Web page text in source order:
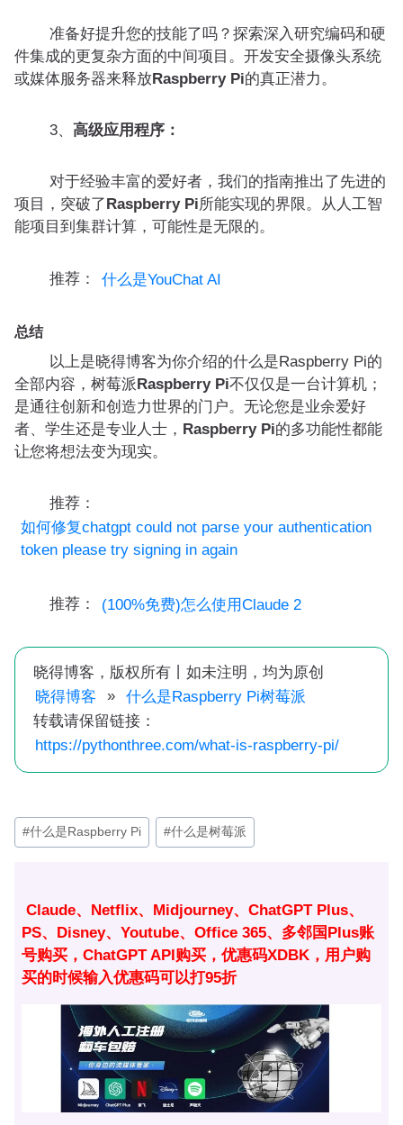
准备好提升您的技能了吗？探索深入研究编码和硬
件集成的更复杂方面的中间项目。开发安全摄像头系统
或媒体服务器来释放Raspberry Pi的真正潜力。
3、 高级应用程序：
对于经验丰富的爱好者，我们的指南推出了先进的
项目，突破了Raspberry Pi所能实现的界限。从人工智
能项目到集群计算，可能性是无限的。
推荐： 什么是YouChat AI
总结
以上是晓得博客为你介绍的什么是Raspberry Pi的
全部内容，树莓派Raspberry Pi不仅仅是一台计算机；
是通往创新和创造力世界的门户。无论您是业余爱好
者、学生还是专业人士， Raspberry Pi的多功能性都能
让您将想法变为现实。
推荐：
如何修复chatgpt could not parse your authentication
token please try signing in again
推荐： (100%免费)怎么使用Claude 2
晓得博客，版权所有丨如未注明，均为原创
晓得博客
»
什么是Raspberry Pi树莓派
转载请保留链接：
https://pythonthree.com/what-is-raspberry-pi/
文
章
#什么是Raspberry Pi #什么是树莓派
Claude、Netflix、Midjourney、ChatGPT Plus、
PS、Disney、Youtube、Office 365、多邻国Plus账
号购买，ChatGPT API购买，优惠码XDBK，用户购
买的时候输入优惠码可以打95折